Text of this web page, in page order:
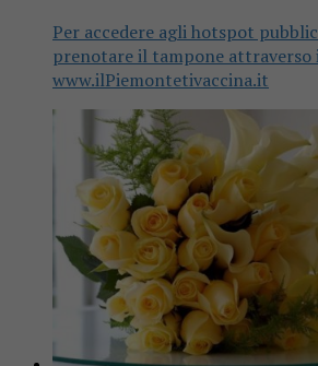
Per accedere agli hotspot
prenotare il tampone
www.ilPiemontetivaccina.it